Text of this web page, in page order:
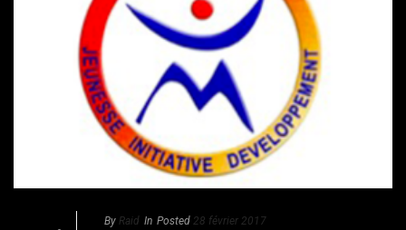
By Raid In Posted 28 février 2017